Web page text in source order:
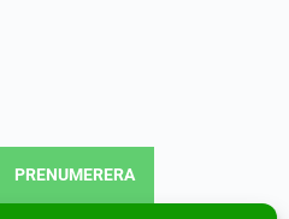
PRENUMERERA